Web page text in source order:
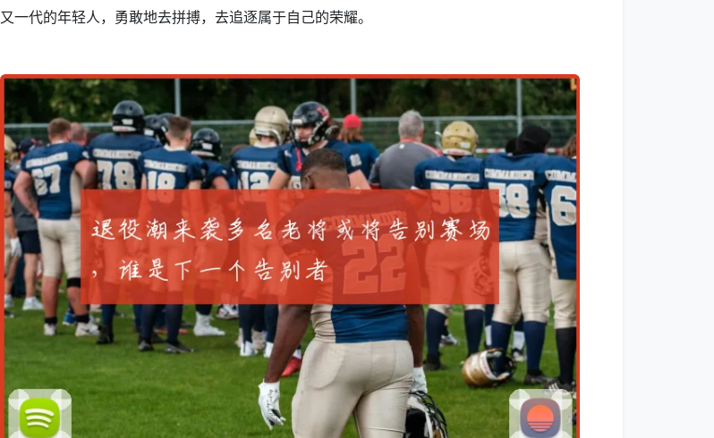
又一代的年轻人，勇敢地去拼搏，去追逐属于自己的荣耀。